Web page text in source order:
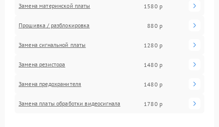
Замена материнской платы 1580 р
Прошивка / разблокировка 880 р
Замена сигнальной платы 1280 р
Замена резистора 1480 р
Замена предохранителя 1480 р
Замена платы обработки видеосигнала 1780 р